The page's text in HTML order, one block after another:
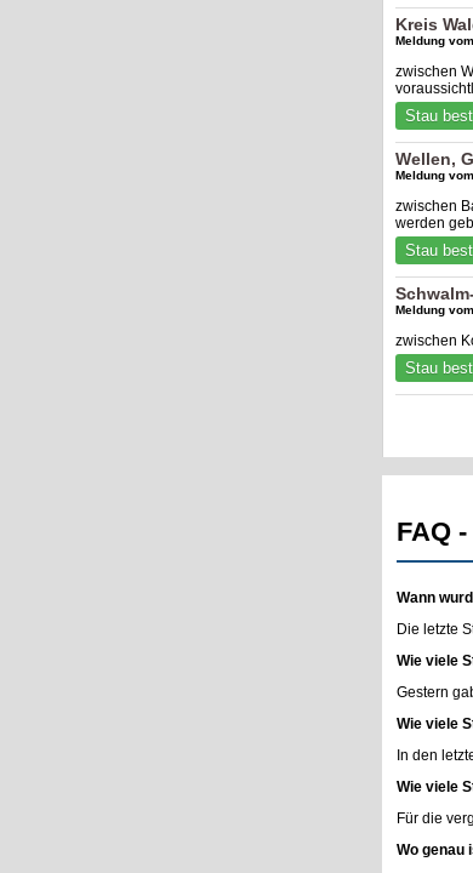
Kreis
Meldung
zwischen
Stau
Wellen,
Meldung
zwischen
werden
Stau
Meldung
zwischen
Stau
FAQ
Wann
Die letzte
Wie viele
Gestern
Wie viele
In den
Wie viele
Für die
Wo genau